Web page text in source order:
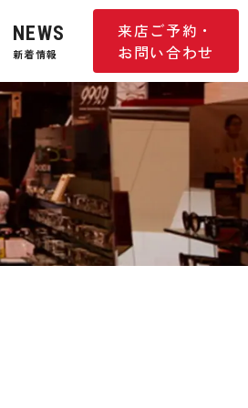
来店ご予約・
お問い合わせ
NEWS
新着情報